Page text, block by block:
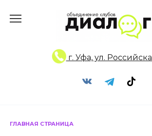
г. Уфа, ул.
ГЛАВНАЯ СТРАНИЦА